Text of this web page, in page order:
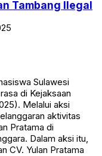
Tambang Ilegal
Sulawesi
di Kejaksaan
Melalui aksi
aktivitas
Pratama di
Dalam aksi itu,
CV. Yulan Pratama